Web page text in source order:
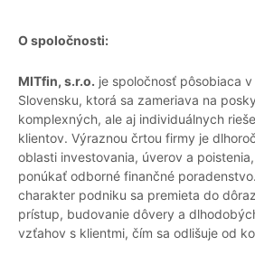
O spoločnosti:
MITfin, s.r.o. je spoločnosť pôsobiaca
Slovensku, ktorá sa zameriava na
komplexných, ale aj individuálnych
klientov. Výraznou črtou firmy je
oblasti investovania, úverov a
ponúkať odborné finančné
charakter podniku sa premieta do
prístup, budovanie dôvery a
vzťahov s klientmi, čím sa odlišuje od